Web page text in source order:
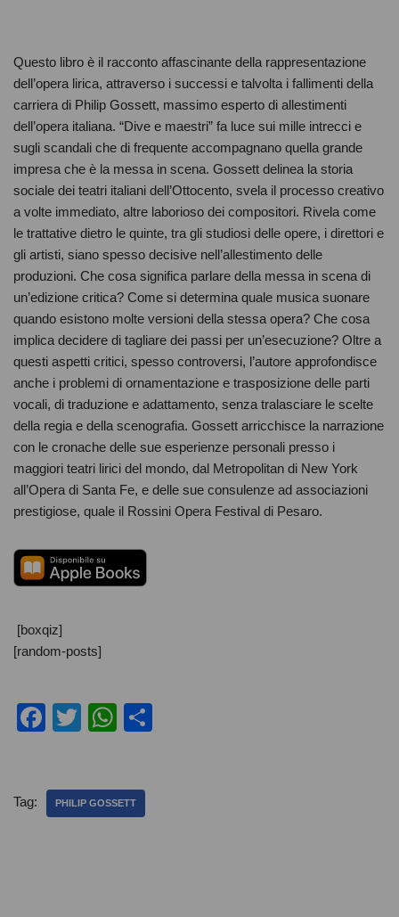
Questo libro è il racconto affascinante della rappresentazione
dell’opera lirica, attraverso i successi e talvolta i fallimenti della
carriera di Philip Gossett, massimo esperto di allestimenti
dell’opera italiana. “Dive e maestri” fa luce sui mille intrecci e
sugli scandali che di frequente accompagnano quella grande
impresa che è la messa in scena. Gossett delinea la storia
sociale dei teatri italiani dell’Ottocento, svela il processo creativo
a volte immediato, altre laborioso dei compositori. Rivela come
le trattative dietro le quinte, tra gli studiosi delle opere, i direttori e
gli artisti, siano spesso decisive nell’allestimento delle
produzioni. Che cosa significa parlare della messa in scena di
un’edizione critica? Come si determina quale musica suonare
quando esistono molte versioni della stessa opera? Che cosa
implica decidere di tagliare dei passi per un’esecuzione? Oltre a
questi aspetti critici, spesso controversi, l’autore approfondisce
anche i problemi di ornamentazione e trasposizione delle parti
vocali, di traduzione e adattamento, senza tralasciare le scelte
della regia e della scenografia. Gossett arricchisce la narrazione
con le cronache delle sue esperienze personali presso i
maggiori teatri lirici del mondo, dal Metropolitan di New York
all’Opera di Santa Fe, e delle sue consulenze ad associazioni
prestigiose, quale il Rossini Opera Festival di Pesaro.
[boxqiz]
[random-posts]
F
e
T
er
W
s
Tag: PHILIP GOSSETT